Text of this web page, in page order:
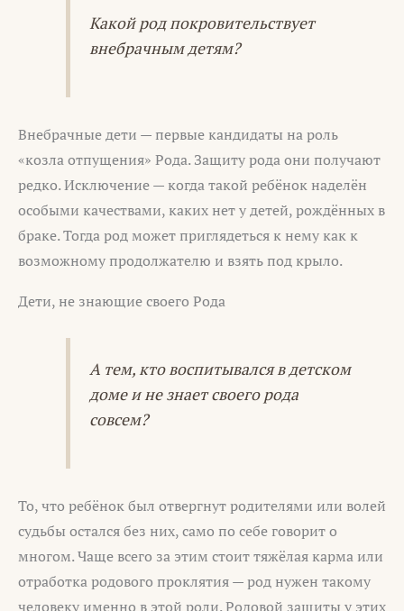
Какой род покровительствует
внебрачным детям?
Внебрачные дети — первые кандидаты на роль
«козла отпущения» Рода. Защиту рода они получают
редко. Исключение — когда такой ребёнок наделён
особыми качествами, каких нет у детей, рождённых в
браке. Тогда род может приглядеться к нему как к
возможному продолжателю и взять под крыло.
Дети, не знающие своего Рода
А тем, кто воспитывался в детском
доме и не знает своего рода
совсем?
То, что ребёнок был отвергнут родителями или волей
судьбы остался без них, само по себе говорит о
многом. Чаще всего за этим стоит тяжёлая карма или
отработка родового проклятия — род нужен такому
человеку именно в этой роли. Родовой защиты у этих